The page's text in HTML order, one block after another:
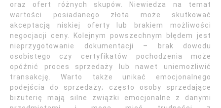
oraz ofert różnych skupów. Niewiedza na temat
wartości posiadanego złota może skutkować
akceptacją niskiej oferty lub brakiem możliwości
negocjacji ceny. Kolejnym powszechnym błędem jest
nieprzygotowanie dokumentacji – brak dowodu
osobistego czy certyfikatów pochodzenia może
opóźnić proces sprzedaży lub nawet uniemożliwić
transakcję. Warto także unikać emocjonalnego
podejścia do sprzedaży; często osoby sprzedające
biżuterię mają silne związki emocjonalne z danymi